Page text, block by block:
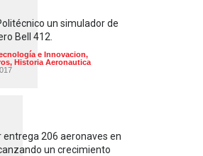
un simulador de
Bell 412.
e Innovacion,
, Historia Aeronautica
entrega 206 aeronaves en
un crecimiento